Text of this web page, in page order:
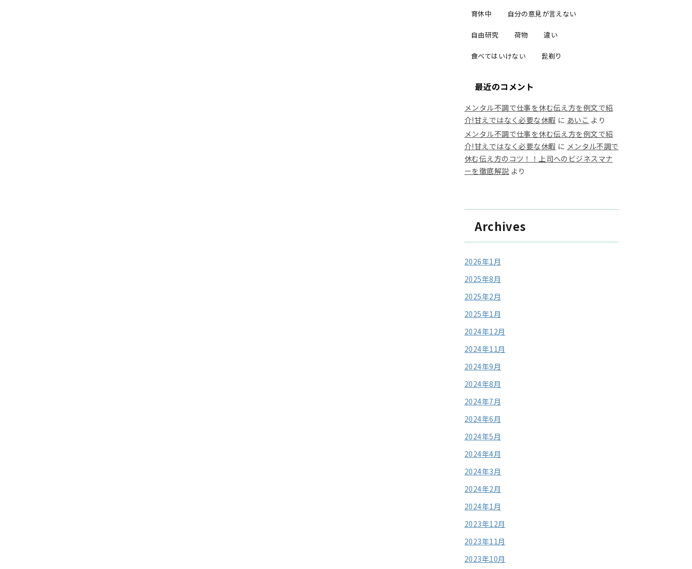
育休中 自分の意見が言えない
自由研究 荷物 違い
食べてはいけない 髭剃り
最近のコメント
メンタル不調で仕事を休む伝え方を例文で紹
介!甘えではなく必要な休暇 に あいこ より
メンタル不調で仕事を休む伝え方を例文で紹
介!甘えではなく必要な休暇 に メンタル不調で
休む伝え方のコツ！！上司へのビジネスマナ
ーを徹底解説 より
Archives
2026年1月
2025年8月
2025年2月
2025年1月
2024年12月
2024年11月
2024年9月
2024年8月
2024年7月
2024年6月
2024年5月
2024年4月
2024年3月
2024年2月
2024年1月
2023年12月
2023年11月
2023年10月